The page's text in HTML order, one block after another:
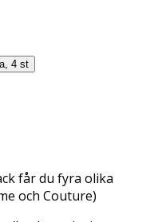
4 st
får du fyra olika
och Couture)